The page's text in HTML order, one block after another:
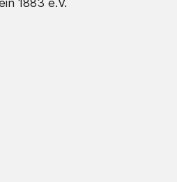
1883 e.V.